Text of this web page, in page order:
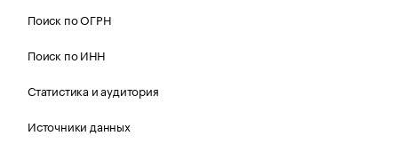
Поиск по ОГРН
Поиск по ИНН
Статистика и аудитория
Источники данных